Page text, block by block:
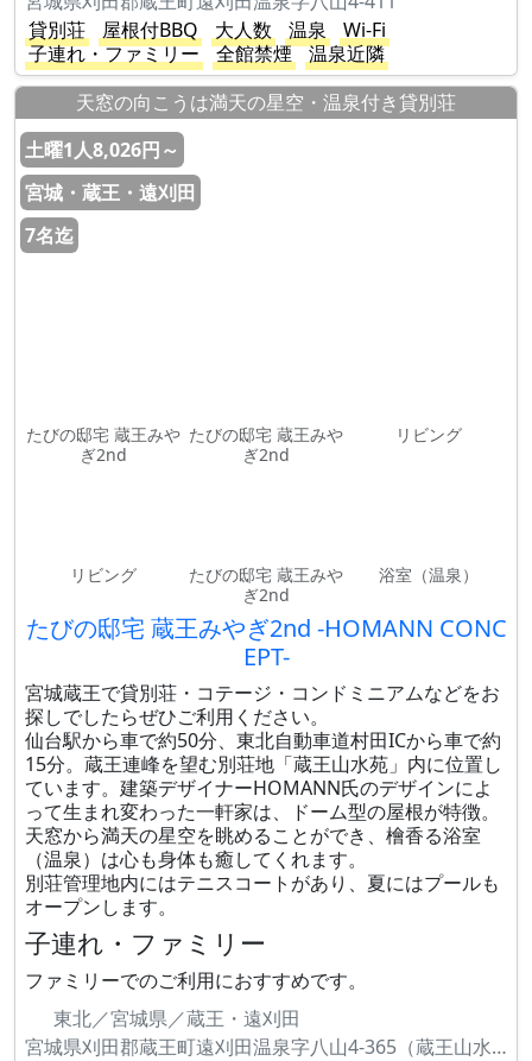
貸別荘
屋根付BBQ 大人数 温泉
Wi-Fi
子連れ・ファミリー
全館禁煙
温泉近隣
天窓の向こうは満天の星空・温泉付き貸別荘
土曜1人8,026円～
宮城・蔵王・遠刈田
7名迄
たびの邸宅 蔵王みや
ぎ2nd
たびの邸宅 蔵王みや
ぎ2nd
リビング
リビング
たびの邸宅 蔵王みや
ぎ2nd
浴室（温泉）
たびの邸宅 蔵王みやぎ2nd -HOMANN CONC
EPT-
宮城蔵王で貸別荘・コテージ・コンドミニアムなどをお
探しでしたらぜひご利用ください。
仙台駅から車で約50分、東北自動車道村田ICから車で約
15分。蔵王連峰を望む別荘地「蔵王山水苑」内に位置し
ています。建築デザイナーHOMANN氏のデザインによ
って生まれ変わった一軒家は、ドーム型の屋根が特徴。
天窓から満天の星空を眺めることができ、檜香る浴室
（温泉）は心も身体も癒してくれます。
別荘管理地内にはテニスコートがあり、夏にはプールも
オープンします。
子連れ・ファミリー
ファミリーでのご利用におすすめです。
東北／宮城県／蔵王・遠刈田
宮城県刈田郡蔵王町遠刈田温泉字八山4-365（蔵王山水苑内）